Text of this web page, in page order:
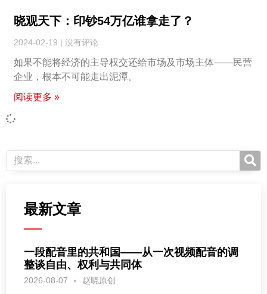
晓观天下：印钞54万亿谁拿走了？
2024-02-19 没有评论
如果不能将经济的主导权交还给市场及市场主体——民营
企业，根本不可能走出泥潭。
阅读更多 »
最新文章
一段配音里的共和国——从一次视频配音的调
整谈自由、权利与共同体
2026-08-07 赵晓原创